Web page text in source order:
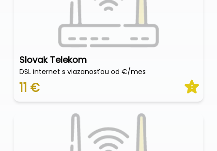
Slovak Telekom
DSL internet s viazanosťou od €/mes
11 € 0